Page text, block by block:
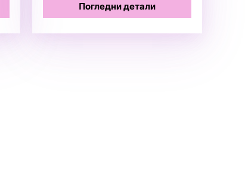
Погледни детали